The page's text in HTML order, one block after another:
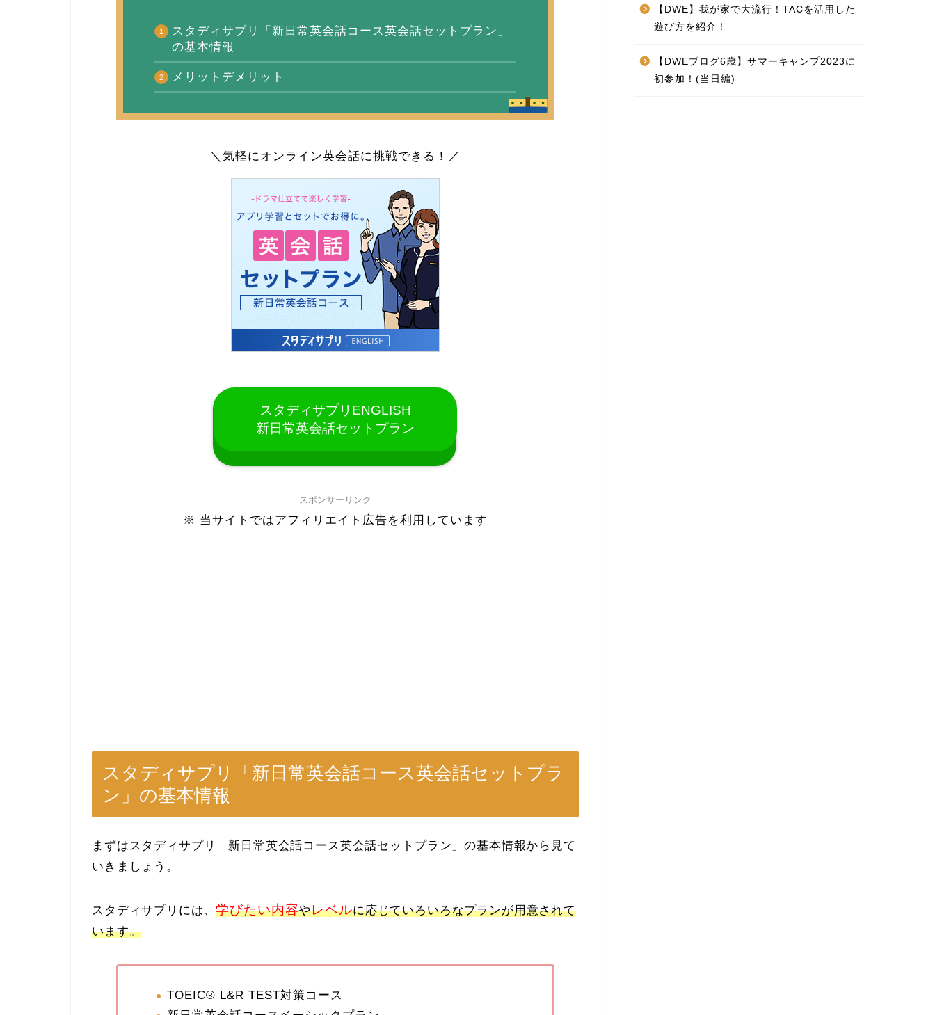
スタディサプリ「新日常英会話コース英会話セットプラン」
の基本情報
メリットデメリット
＼気軽にオンライン英会話に挑戦できる！／
スタディサプリENGLISH
新日常英会話セットプラン
スポンサーリンク
※ 当サイトではアフィリエイト広告を利用しています
スタディサプリ「新日常英会話コース英会話セットプラ
ン」の基本情報
まずはスタディサプリ「新日常英会話コース英会話セットプラン」の基本情報から見て
いきましょう。
スタディサプリには、学びたい内容やレベルに応じていろいろなプランが用意されて
います。
TOEIC® L&R TEST対策コース
【DWE】我が家で大流行！TACを活用した
遊び方を紹介！
【DWEブログ6歳】サマーキャンプ2023に
初参加！(当日編)